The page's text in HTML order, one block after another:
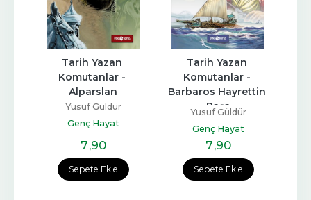
Sepete Ekle
Tarih Yazan
Komutanlar -
Alparslan
Yusuf Güldür
Genç Hayat
7,90
Sepete Ekle
Tarih Yazan
Komutanlar -
Barbaros Hayrettin
Paşa
Yusuf Güldür
Genç Hayat
7,90